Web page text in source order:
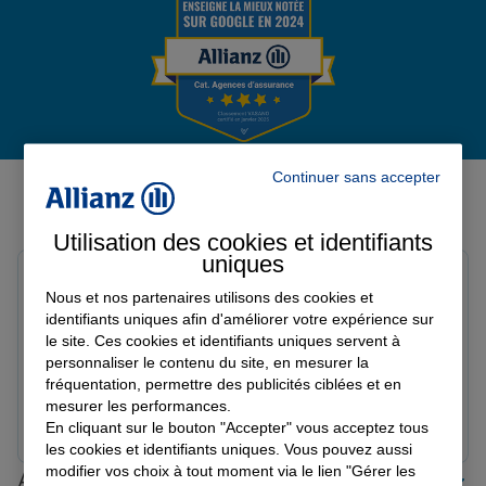
Garantie des accidents de la vie
Assurance scolaire
Protection juridique
Retraite
Tous nos devis d'assurance
Avis de l'agence Agence
GRENOBLE REPUBLIQUE
Avis sur une période de 6 mois
Note de 5 sur 5
Le 05/03/2026 - Agence GRENOBLE REPUBLIQUE
Très bien reçu et conseiller au besoin, le personnel à
l’écoute je reste très satisfait et nouveau adhérent. Un
MERCI à Victoria qui a été très aimable et humaine. Je
recommande leur professionnalisme !
Prendre un RDV Voir l'agence
Continuer sans accepter
Utilisation des cookies et identifiants
uniques
Nous et nos partenaires utilisons des cookies et
identifiants uniques afin d'améliorer votre expérience sur
le site. Ces cookies et identifiants uniques servent à
personnaliser le contenu du site, en mesurer la
fréquentation, permettre des publicités ciblées et en
mesurer les performances.
En cliquant sur le bouton "Accepter" vous acceptez tous
les cookies et identifiants uniques. Vous pouvez aussi
modifier vos choix à tout moment via le lien "Gérer les